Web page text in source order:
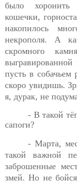
было
кошечки,
накопилось
некрополя. А
скромного
пусть в собачьем
скоро увидишь.
я, дурак, не
- В такой
сапоги?
- Марта,
такой важной
заброшенные
змей. Но не